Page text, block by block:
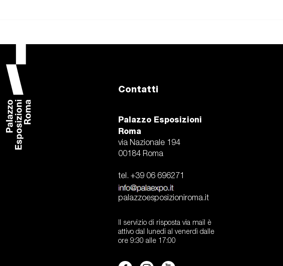
Contatti
Palazzo Esposizioni
Roma
via Nazionale 194
00184 Roma
tel. +39 06 696271
palazzoesposizioniroma.it
Il servizio di risposta via mail è
attivo dal lunedi al venerdì dalle
ore 9:30 alle 17:00